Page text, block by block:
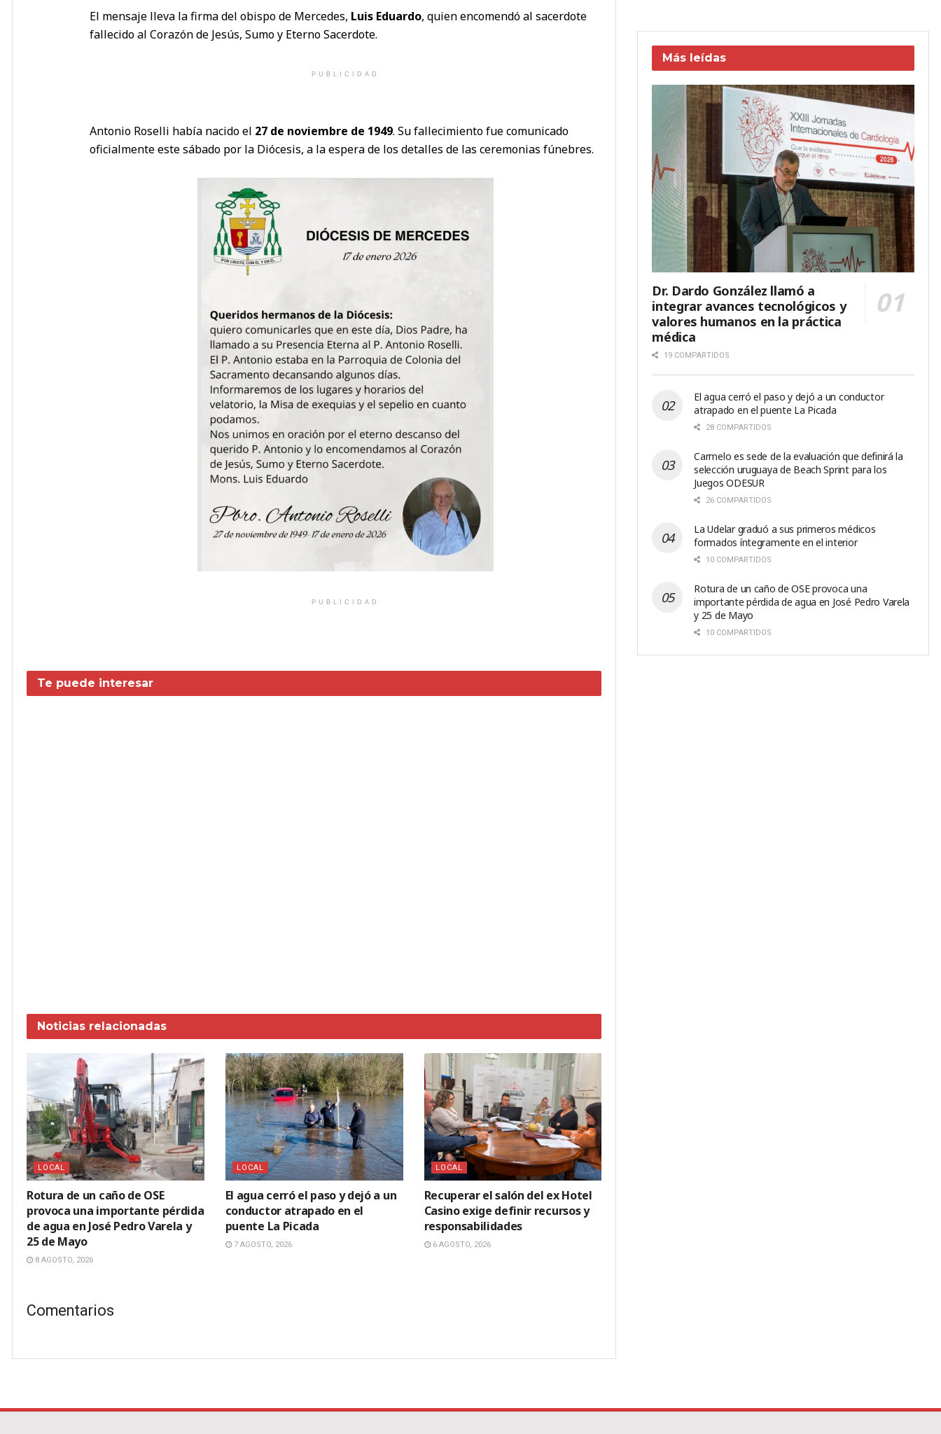
El mensaje lleva la firma del obispo de Mercedes, Luis Eduardo, quien encomendó al sacerdote
fallecido al Corazón de Jesús, Sumo y Eterno Sacerdote.
PUBLICIDAD
Antonio Roselli había nacido el 27 de noviembre de 1949. Su fallecimiento fue comunicado
oficialmente este sábado por la Diócesis, a la espera de los detalles de las ceremonias fúnebres.
PUBLICIDAD
Te puede interesar
Noticias relacionadas
LOCAL
Rotura de un caño de OSE
provoca una importante pérdida
de agua en José Pedro Varela y
25 de Mayo
8 AGOSTO, 2026
LOCAL
El agua cerró el paso y dejó a un
conductor atrapado en el
puente La Picada
7 AGOSTO, 2026
LOCAL
Recuperar el salón del ex Hotel
Casino exige definir recursos y
responsabilidades
6 AGOSTO, 2026
Comentarios
Más leídas
Dr. Dardo González llamó a
integrar avances tecnológicos y
valores humanos en la práctica
médica
19 COMPARTIDOS
El agua cerró el paso y dejó a un conductor
atrapado en el puente La Picada
28 COMPARTIDOS
Carmelo es sede de la evaluación que definirá la
selección uruguaya de Beach Sprint para los
Juegos ODESUR
26 COMPARTIDOS
La Udelar graduó a sus primeros médicos
formados íntegramente en el interior
10 COMPARTIDOS
Rotura de un caño de OSE provoca una
importante pérdida de agua en José Pedro Varela
y 25 de Mayo
10 COMPARTIDOS